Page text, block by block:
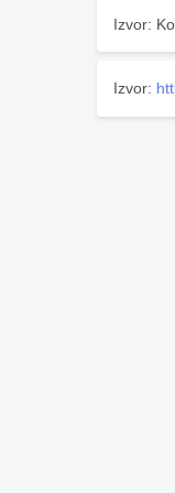
Izvor:
Izvor: